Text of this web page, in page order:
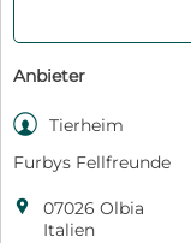
Anbieter
 Tierheim
Furbys Fellfreunde

07026 Olbia
Italien